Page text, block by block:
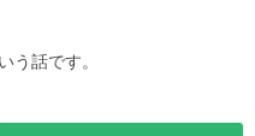
う話です。